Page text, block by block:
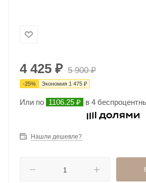
4 425 ₽ 5 900₽
-25% Экономия 1 475 ₽
Или по 1106.25 ₽ в 4
Нашли дешевле?